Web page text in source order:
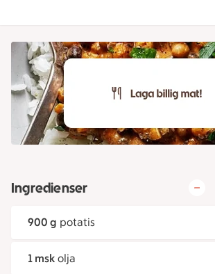
Ingredienser
900 g potatis
1 msk olja